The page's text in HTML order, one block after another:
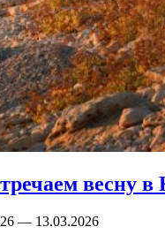
весну
— 13.03.2026